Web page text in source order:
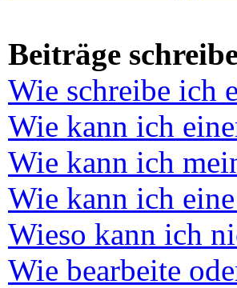
Beiträge
Wie schreibe ich
Wie kann ich
Wie kann ich
Wie kann ich
Wieso kann ich
Wie bearbeite